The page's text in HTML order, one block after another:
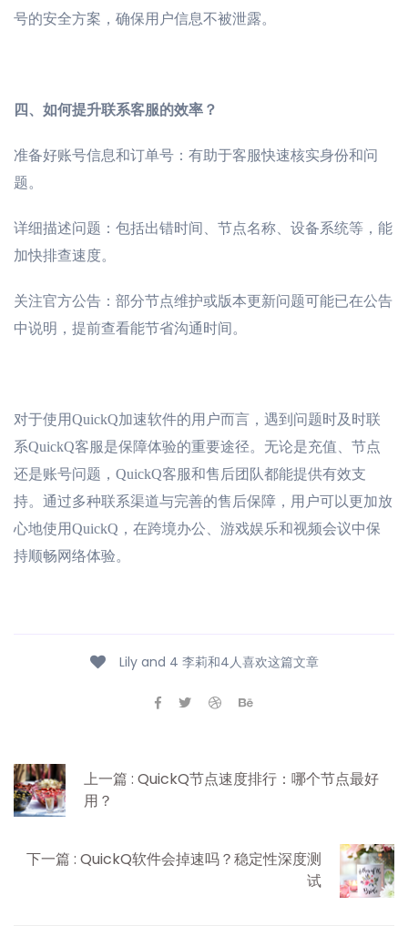
号的安全方案，确保用户信息不被泄露。
四、如何提升联系客服的效率？
准备好账号信息和订单号：有助于客服快速核实身份和问
题。
详细描述问题：包括出错时间、节点名称、设备系统等，能
加快排查速度。
关注官方公告：部分节点维护或版本更新问题可能已在公告
中说明，提前查看能节省沟通时间。
对于使用QuickQ加速软件的用户而言，遇到问题时及时联
系QuickQ客服是保障体验的重要途径。无论是充值、节点
还是账号问题，QuickQ客服和售后团队都能提供有效支
持。通过多种联系渠道与完善的售后保障，用户可以更加放
心地使用QuickQ，在跨境办公、游戏娱乐和视频会议中保
持顺畅网络体验。
Lily and 4 李莉和4人喜欢这篇文章
上一篇 : QuickQ节点速度排行：哪个节点最好
用？
下一篇 : QuickQ软件会掉速吗？稳定性深度测
试